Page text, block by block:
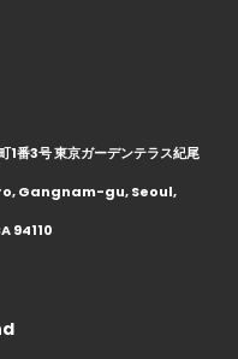
番3号 東京ガーデンテラス紀尾
ro, Gangnam-gu, Seoul,
94110